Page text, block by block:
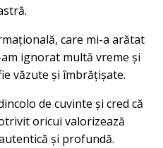
care mi-a arătat
ignorat multă vreme și
văzute și îmbrățișate.
de cuvinte și cred că
oricui valorizează
și profundă.